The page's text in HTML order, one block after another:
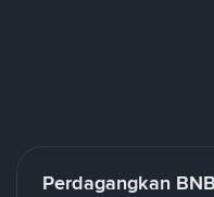
Perdagangkan